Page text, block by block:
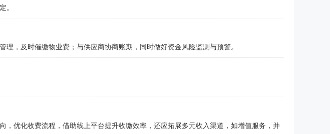
。
，及时催缴物业费；与供应商协商账期，同时做好资金风险监测与预警。
优化收费流程，借助线上平台提升收缴效率，还应拓展多元收入渠道，如增值服务，并